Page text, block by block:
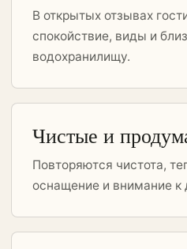
В открытых отзывах
спокойствие, виды и
водохранилищу.
Чистые и
Повторяются чистота,
оснащение и внимание к